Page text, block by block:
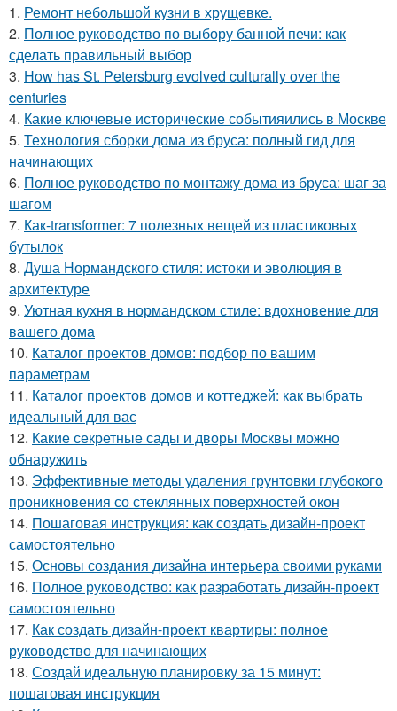
1. Ремонт небольшой кузни в хрущевке.
2. Полное руководство по выбору банной печи: как
сделать правильный выбор
3. How has St. Petersburg evolved culturally over the
centuries
4. Какие ключевые исторические событияились в Москве
5. Технология сборки дома из бруса: полный гид для
начинающих
6. Полное руководство по монтажу дома из бруса: шаг за
шагом
7. Как-transformer: 7 полезных вещей из пластиковых
бутылок
8. Душа Нормандского стиля: истоки и эволюция в
архитектуре
9. Уютная кухня в нормандском стиле: вдохновение для
вашего дома
10. Каталог проектов домов: подбор по вашим
параметрам
11. Каталог проектов домов и коттеджей: как выбрать
идеальный для вас
12. Какие секретные сады и дворы Москвы можно
обнаружить
13. Эффективные методы удаления грунтовки глубокого
проникновения со стеклянных поверхностей окон
14. Пошаговая инструкция: как создать дизайн-проект
самостоятельно
15. Основы создания дизайна интерьера своими руками
16. Полное руководство: как разработать дизайн-проект
самостоятельно
17. Как создать дизайн-проект квартиры: полное
руководство для начинающих
18. Создай идеальную планировку за 15 минут:
пошаговая инструкция